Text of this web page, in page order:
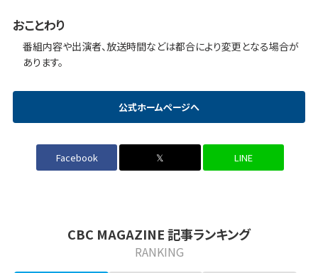
おことわり
番組内容や出演者、放送時間などは都合により変更となる場合が
あります。
公式ホームページへ
Facebook 𝕏 LINE
CBC MAGAZINE 記事ランキング
RANKING